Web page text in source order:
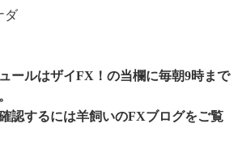
ダ
ールはザイFX！の当欄に毎朝9時まで
認するには羊飼いのFXブログをご覧